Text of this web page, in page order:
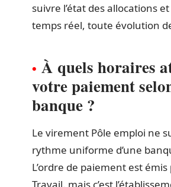
suivre l’état des allocations
temps réel, toute évolution
À quels horaires
votre paiement
banque ?
Le virement Pôle emploi ne
rythme uniforme d’une
L’ordre de paiement est
Travail, mais c’est